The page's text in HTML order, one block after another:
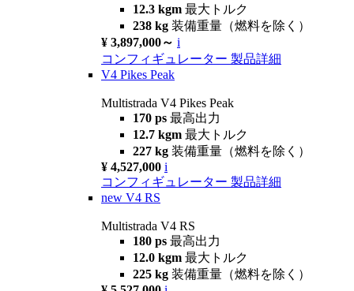
12.3 kgm 最大トルク
238 kg 装備重量（燃料を除く）
¥ 3,897,000～ i
コンフィギュレーター 製品詳細
V4 Pikes Peak
Multistrada V4 Pikes Peak
170 ps 最高出力
12.7 kgm 最大トルク
227 kg 装備重量（燃料を除く）
¥ 4,527,000 i
コンフィギュレーター 製品詳細
new V4 RS
Multistrada V4 RS
180 ps 最高出力
12.0 kgm 最大トルク
225 kg 装備重量（燃料を除く）